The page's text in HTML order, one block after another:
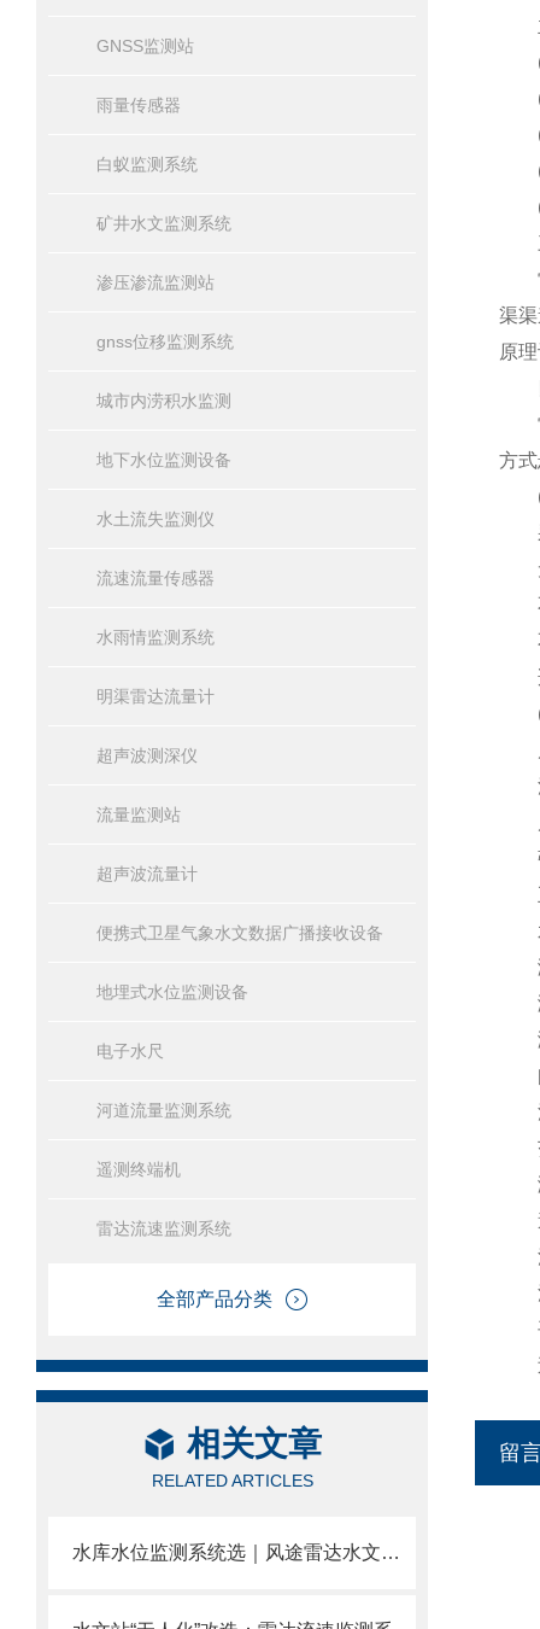
GNSS监测站
雨量传感器
白蚁监测系统
矿井水文监测系统
渗压渗流监测站
gnss位移监测系统
城市内涝积水监测
地下水位监测设备
水土流失监测仪
流速流量传感器
水雨情监测系统
明渠雷达流量计
超声波测深仪
流量监测站
超声波流量计
便携式卫星气象水文数据广播接收设备
地埋式水位监测设备
电子水尺
河道流量监测系统
遥测终端机
雷达流速监测系统
全部产品分类
相关文章
RELATED ARTICLES
水库水位监测系统选｜风途雷达水文系统，非接触水位+雨量+流量一体。
主
(1)
三
雷
渠
原
雷
方
采
无
不
不
适
流
强
五
水
测
测
测
间
流
范
测
速
流
流
平
过
留